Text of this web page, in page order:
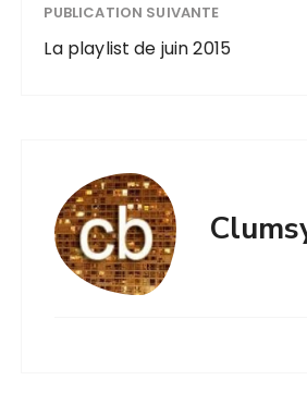
PUBLICATION SUIVANTE
La playlist de juin 2015